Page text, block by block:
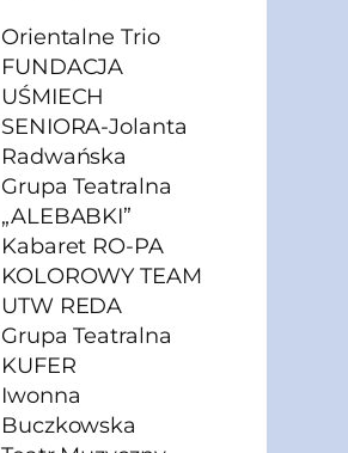
Orientalne Trio
FUNDACJA
UŚMIECH
SENIORA-Jolanta
Radwańska
Grupa Teatralna
„ALEBABKI”
Kabaret RO-PA
KOLOROWY TEAM
UTW REDA
Grupa Teatralna
KUFER
Iwonna
Buczkowska